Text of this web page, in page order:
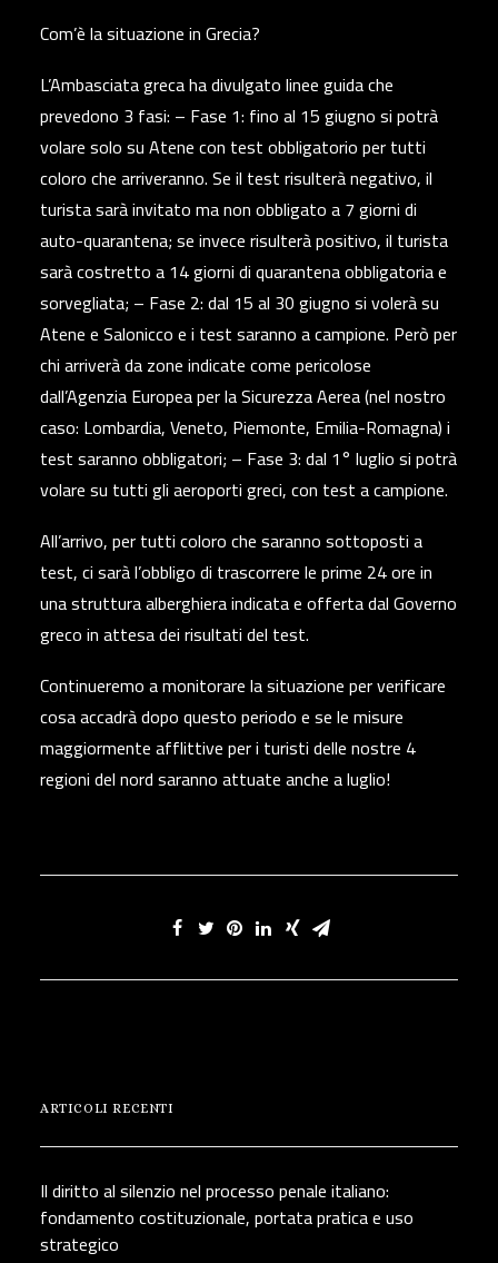
Com’è la situazione in Grecia?
L’Ambasciata greca ha divulgato linee guida che
prevedono 3 fasi: – Fase 1: fino al 15 giugno si potrà
volare solo su Atene con test obbligatorio per tutti
coloro che arriveranno. Se il test risulterà negativo, il
turista sarà invitato ma non obbligato a 7 giorni di
auto-quarantena; se invece risulterà positivo, il turista
sarà costretto a 14 giorni di quarantena obbligatoria e
sorvegliata; – Fase 2: dal 15 al 30 giugno si volerà su
Atene e Salonicco e i test saranno a campione. Però per
chi arriverà da zone indicate come pericolose
dall’Agenzia Europea per la Sicurezza Aerea (nel nostro
caso: Lombardia, Veneto, Piemonte, Emilia-Romagna) i
test saranno obbligatori; – Fase 3: dal 1° luglio si potrà
volare su tutti gli aeroporti greci, con test a campione.
All’arrivo, per tutti coloro che saranno sottoposti a
test, ci sarà l’obbligo di trascorrere le prime 24 ore in
una struttura alberghiera indicata e offerta dal Governo
greco in attesa dei risultati del test.
Continueremo a monitorare la situazione per verificare
cosa accadrà dopo questo periodo e se le misure
maggiormente afflittive per i turisti delle nostre 4
regioni del nord saranno attuate anche a luglio!
ARTICOLI RECENTI
Il diritto al silenzio nel processo penale italiano:
fondamento costituzionale, portata pratica e uso
strategico